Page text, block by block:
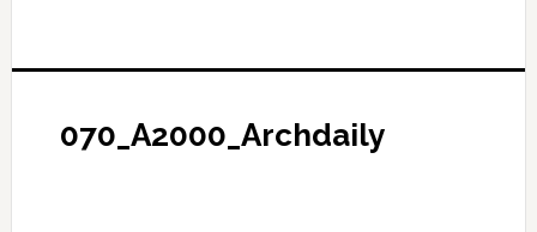
070_A2000_Archdaily